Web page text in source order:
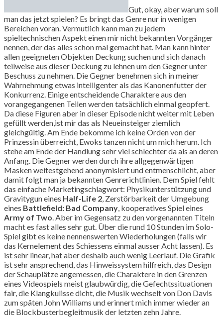
Gut, okay, aber warum soll
man das jetzt spielen? Es bringt das Genre nur in wenigen
Bereichen voran. Vermutlich kann man zu jedem
spieltechnischen Aspekt einen mir nicht bekannten Vorgänger
nennen, der das alles schon mal gemacht hat. Man kann hinter
allen geeigneten Objekten Deckung suchen und sich danach
teilweise aus dieser Deckung zu lehnen um den Gegner unter
Beschuss zu nehmen. Die Gegner benehmen sich in meiner
Wahrnehmung etwas intelligenter als das Kanonenfutter der
Konkurrenz. Einige entscheidende Charaktere aus den
vorangegangenen Teilen werden tatsächlich einmal geopfert.
Da diese Figuren aber in dieser Episode nicht weiter mit Leben
gefüllt werden,ist mir das als Neueinsteiger ziemlich
gleichgültig. Am Ende bekomme ich keine Orden von der
Prinzessin überreicht, Ewoks tanzen nicht um mich herum. Ich
stehe am Ende der Handlung sehr viel schlechter da als an deren
Anfang. Die Gegner werden durch ihre allgegenwärtigen
Masken weitestgehend anonymisiert und entmenschlicht, aber
damit folgt man ja bekannten Genrerichtlinien. Dem Spiel fehlt
das einfache Marketingschlagwort: Physikunterstützung und
Gravitygun eines Half-Life 2 , Zerstörbarkeit der Umgebung
eines Battlefield: Bad Company , kooperatives Spiel eines
Army of Two . Aber im Gegensatz zu den vorgenannten Titeln
macht es fast alles sehr gut. Über die rund 10 Stunden im Solo-
Spiel gibt es keine nennenswerten Wiederholungen (falls wir
das Kernelement des Schiessens einmal ausser Acht lassen). Es
ist sehr linear, hat aber deshalb auch wenig Leerlauf. Die Grafik
ist sehr ansprechend, das Hinweissystem hilfreich, das Design
der Schauplätze angemessen, die Charaktere in den Grenzen
eines Videospiels meist glaubwürdig, die Gefechtssituationen
fair, die Klangkulisse dicht, die Musik wechselt von Don Davis
zum späten John Williams und erinnert mich immer wieder an
die Blockbusterbegleitmusik der letzten zehn Jahre.